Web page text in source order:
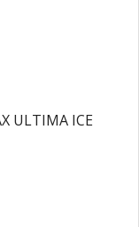
ULTIMA ICE